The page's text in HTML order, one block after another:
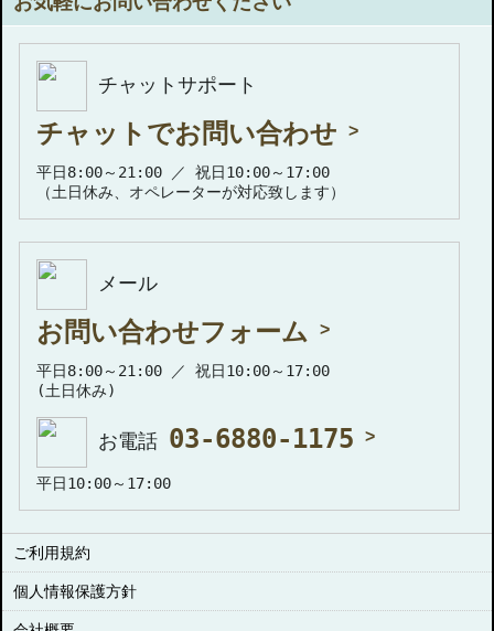
チャットサポート
チャットでお問い合わせ
平日8:00～21:00 ／ 祝日10:00～17:00
（土日休み、オペレーターが対応致します）
メール
お問い合わせフォーム
平日8:00～21:00 ／ 祝日10:00～17:00
(土日休み)
お電話 03-6880-1175
平日10:00～17:00
ご利用規約
個人情報保護方針